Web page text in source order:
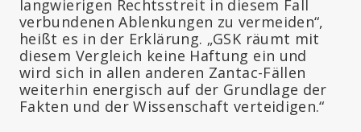
langwierigen Rechtsstreit in diesem Fall
verbundenen Ablenkungen zu vermeiden“,
heißt es in der Erklärung. „GSK räumt mit
diesem Vergleich keine Haftung ein und
wird sich in allen anderen Zantac-Fällen
weiterhin energisch auf der Grundlage der
Fakten und der Wissenschaft verteidigen.“